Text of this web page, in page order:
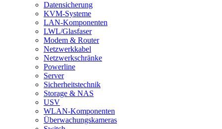
Datensicherung
KVM-Systeme
LAN-Komponenten
LWL/Glasfaser
Modem & Router
Netzwerkkabel
Netzwerkschränke
Powerline
Server
Sicherheitstechnik
Storage & NAS
USV
WLAN-Komponenten
Überwachungskameras